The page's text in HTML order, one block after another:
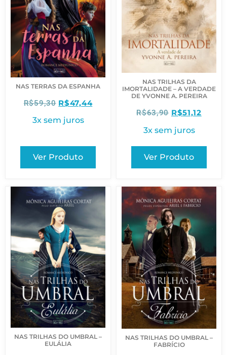
NAS TERRAS DA ESPANHA
R$59,30 R$47,44
3x sem juros
Ver Produto
NAS TRILHAS DA
IMORTALIDADE – A VERDADE
DE YVONNE A. PEREIRA
R$63,90 R$51,12
3x sem juros
Ver Produto
NAS TRILHAS DO UMBRAL –
EULÁLIA
NAS TRILHAS DO UMBRAL –
FABRÍCIO